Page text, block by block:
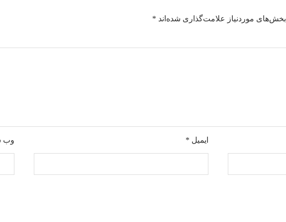
بخش‌های موردنیاز علامت‌گذاری شده‌اند *
ایمیل * وب‌